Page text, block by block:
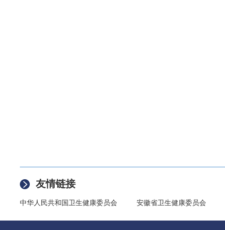
友情链接
中华人民共和国卫生健康委员会 安徽省卫生健康委员会